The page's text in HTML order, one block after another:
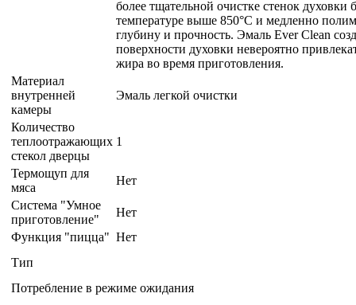
Материал
внутренней
камеры
Эмаль легкой очистки
Количество
теплоотражающих
стекол дверцы
1
Термощуп для
мяса
Нет
Система "Умное
приготовление"
Нет
Функция "пицца" Нет
Тип
Потребление в режиме ожидания